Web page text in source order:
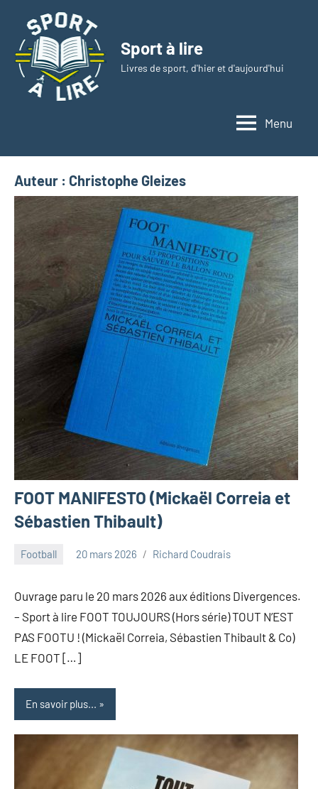
contenu
Sport à lire
Livres de sport, d'hier et d'aujourd'hui
Menu
Auteur : Christophe Gleizes
FOOT MANIFESTO (Mickaël Correia et
Sébastien Thibault)
Football 20 mars 2026 Richard Coudrais
Ouvrage paru le 20 mars 2026 aux éditions Divergences.
– Sport à lire FOOT TOUJOURS (Hors série) TOUT N’EST
PAS FOOTU ! (Mickaël Correia, Sébastien Thibault & Co)
LE FOOT […]
En savoir plus...